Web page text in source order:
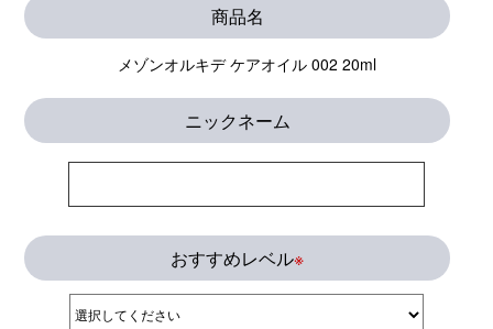
商品名
メゾンオルキデ ケアオイル 002 20ml
ニックネーム
おすすめレベル※